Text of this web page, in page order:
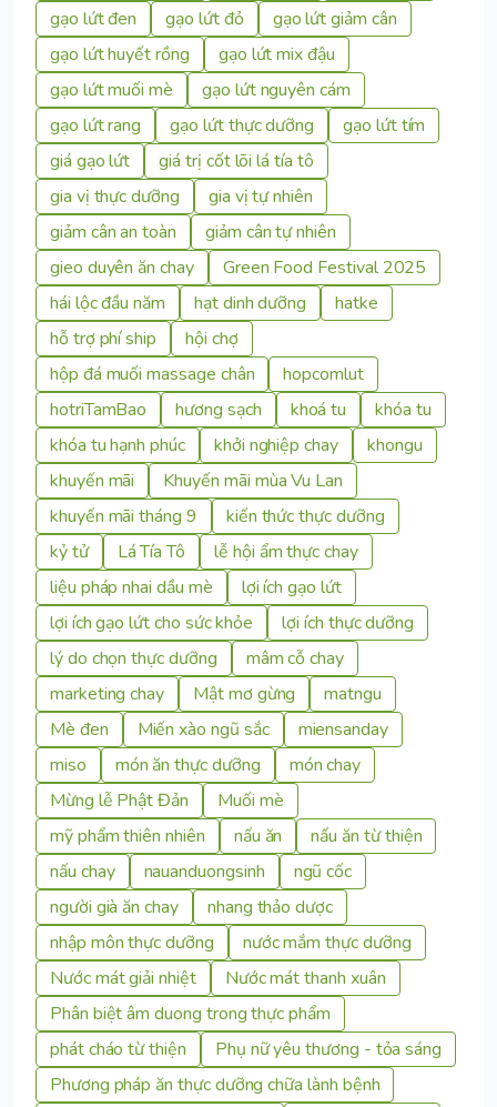
gạo lứt đen gạo lứt đỏ
gạo lứt giảm cân
gạo lứt huyết rồng
gạo lứt mix đậu
gạo lứt muối mè
gạo lứt nguyên cám
gạo lứt rang
gạo lứt thực dưỡng
gạo lứt tím
giá gạo lứt
giá trị cốt lõi lá tía tô
gia vị thực dưỡng
gia vị tự nhiên
giảm cân an toàn
giảm cân tự nhiên
gieo duyên ăn chay
Green Food Festival 2025
hái lộc đầu năm
hạt dinh dưỡng
hatke
hỗ trợ phí ship
hội chợ
hộp đá muối massage chân
hopcomlut
hotriTamBao
hương sạch khoá tu
khóa tu
khóa tu hạnh phúc
khởi nghiệp chay
khongu
khuyến mãi
Khuyến mãi mùa Vu Lan
khuyến mãi tháng 9
kiến thức thực dưỡng
kỷ tử
Lá Tía Tô
lễ hội ẩm thực chay
liệu pháp nhai dầu mè
lợi ích gạo lứt
lợi ích gạo lứt cho sức khỏe
lợi ích thực dưỡng
lý do chọn thực dưỡng
mâm cỗ chay
marketing chay
Mật mơ gừng
matngu
Mè đen
Miến xào ngũ sắc
miensanday
miso
món ăn thực dưỡng
món chay
Mừng lễ Phật Đản
Muối mè
mỹ phẩm thiên nhiên
nấu ăn
nấu ăn từ thiện
nấu chay
nauanduongsinh
ngũ cốc
người già ăn chay
nhang thảo dược
nhập môn thực dưỡng
nước mắm thực dưỡng
Nước mát giải nhiệt
Nước mát thanh xuân
Phân biệt âm duong trong thực phẩm
phát cháo từ thiện
Phụ nữ yêu thương - tỏa sáng
Phương pháp ăn thực dưỡng chữa lành bệnh